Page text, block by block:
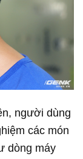
người dùng
các món
dòng máy